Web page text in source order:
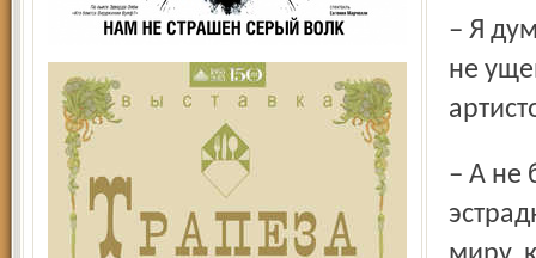
– Я думаю, артист никогда на этот вопрос не ответит, дабы
не
– А не было у вас мысли поучаствовать в конкурсе